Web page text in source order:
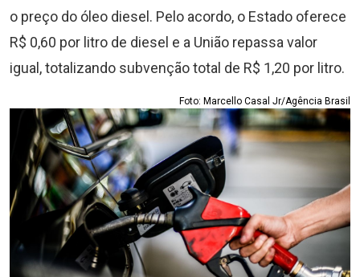
o preço do óleo diesel. Pelo acordo, o Estado oferece
R$ 0,60 por litro de diesel e a União repassa valor
igual, totalizando subvenção total de R$ 1,20 por litro.
Foto: Marcello Casal Jr/Agência Brasil